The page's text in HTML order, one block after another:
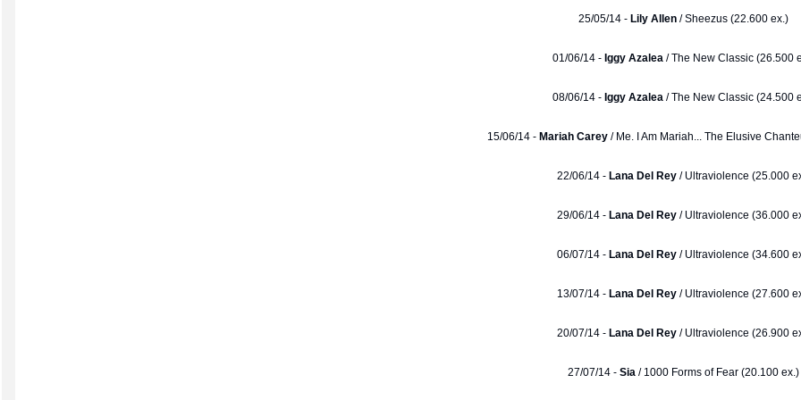
25/05/14 - Lily Allen/ Sheezus (22.600 ex.)
01/06/14 - Iggy Azalea / The New Classic (26.500
08/06/14 - Iggy Azalea / The New Classic (24.500
15/06/14 - Mariah Carey / Me. I Am Mariah... The Elusive
22/06/14 - Lana Del Rey/ Ultraviolence (25.000
29/06/14 - Lana Del Rey / Ultraviolence (36.000
06/07/14 - Lana Del Rey/ Ultraviolence (34.600
13/07/14 -Lana Del Rey / Ultraviolence (27.600
20/07/14 -Lana Del Rey/ Ultraviolence (26.900
27/07/14 - Sia / 1000 Forms of Fear (20.100 ex.)